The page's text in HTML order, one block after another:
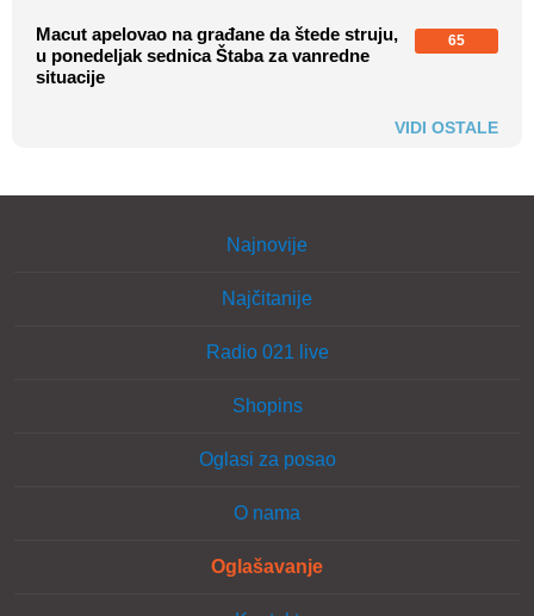
Macut apelovao na građane da štede struju,
u ponedeljak sednica Štaba za vanredne
situacije
65
VIDI OSTALE
Najnovije
Najčitanije
Radio 021 live
Shopins
Oglasi za posao
O nama
Oglašavanje